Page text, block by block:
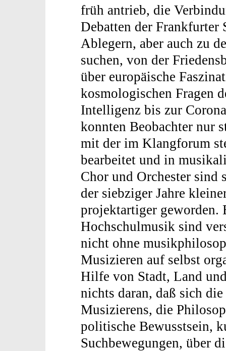
früh antrieb, die
Debatten der Frankfurter
Ablegern, aber auch zu
suchen, von der
über europäische
kosmologischen Fragen
Intelligenz bis zur
konnten Beobachter nur
mit der im Klangforum
bearbeitet und in
Chor und Orchester sind
der siebziger Jahre
projektartiger geworden.
Hochschulmusik sind
nicht ohne
Musizieren auf selbst
Hilfe von Stadt, Land
nichts daran, daß sich
Musizierens, die
politische Bewusstsein,
Suchbewegungen, über